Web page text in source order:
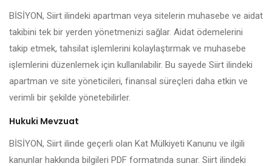
BİSİYON, Siirt ilindeki apartman veya sitelerin muhasebe ve aidat
takibini tek bir yerden yönetmenizi sağlar. Aidat ödemelerini
takip etmek, tahsilat işlemlerini kolaylaştırmak ve muhasebe
işlemlerini düzenlemek için kullanılabilir. Bu sayede Siirt ilindeki
apartman ve site yöneticileri, finansal süreçleri daha etkin ve
verimli bir şekilde yönetebilirler.
Hukuki Mevzuat
BİSİYON, Siirt ilinde geçerli olan Kat Mülkiyeti Kanunu ve ilgili
kanunlar hakkında bilgileri PDF formatında sunar. Siirt ilindeki